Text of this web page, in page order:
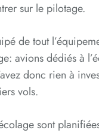
sur le pilotage.
de tout
avions dédiés à
donc rien à
vols.
sont